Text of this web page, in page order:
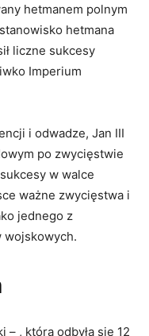
hetmanem polnym
hetmana
liczne sukcesy
Imperium
i ‌odwadze, Jan III
po ​zwycięstwie⁢
w walce
ważne zwycięstwa i
jednego⁣ z
wojskowych.
⁢, która​ odbyła ⁤się 12